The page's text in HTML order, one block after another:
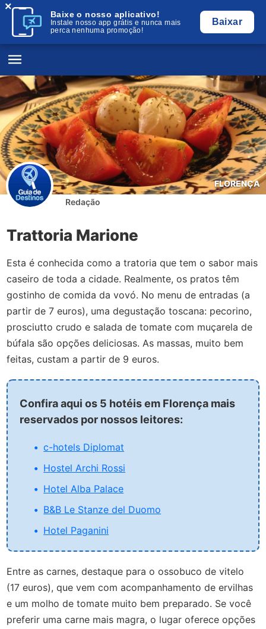
Baixe o nosso aplicativo!
Instale nosso app grátis e nunca mais
perca nenhuma promoção!
Baixar
×
FLORENÇA
Redação
Trattoria Marione
Esta é conhecida como a tratoria que tem o sabor mais
caseiro de toda a cidade. Realmente, os pratos têm
gostinho de comida da vovó. No menu de entradas (a
partir de 7 euros), uma degustação toscana: pecorino,
prosciutto crudo e salada de tomate com muçarela de
búfala são opções deliciosas. As massas, muito bem
feitas, custam a partir de 9 euros.
Confira aqui os 5 hotéis em Florença mais
reservados por nossos leitores:
c-hotels Diplomat
Hostel Archi Rossi
Hotel Alba Palace
B&B Le Stanze del Duomo
Hotel Paganini
Entre as carnes, destaque para o ossobuco de vitelo
(17 euros), que vem com acompanhamento de ervilhas
e um molho de tomate muito bem preparado. Se você
preferir uma carne mais magra, o lugar oferece opções